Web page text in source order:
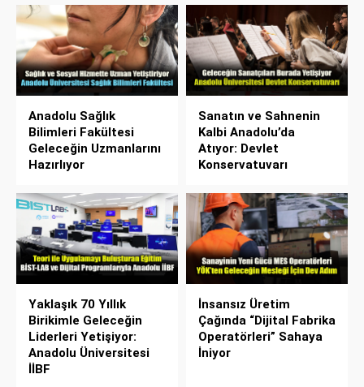
Anadolu Sağlık
Bilimleri Fakültesi
Geleceğin Uzmanlarını
Hazırlıyor
Sanatın ve Sahnenin
Kalbi Anadolu’da
Atıyor: Devlet
Konservatuvarı
Yaklaşık 70 Yıllık
Birikimle Geleceğin
Liderleri Yetişiyor:
Anadolu Üniversitesi
İİBF
İnsansız Üretim
Çağında “Dijital Fabrika
Operatörleri” Sahaya
İniyor